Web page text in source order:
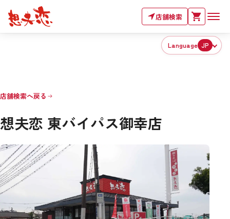
店舗検索
Language JP
店舗検索へ戻る
想夫恋 東バイパス御幸店